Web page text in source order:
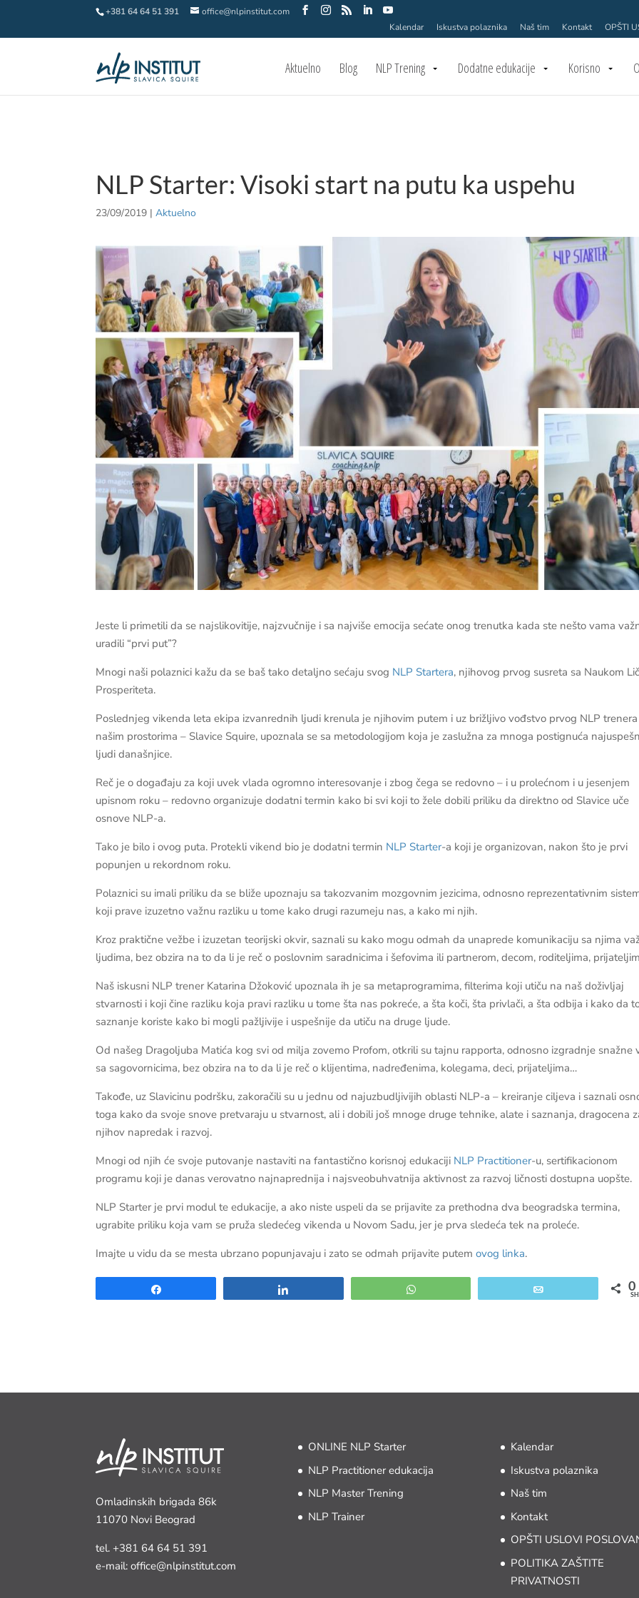
+381 64 64 51 391
office@nlpinstitut.com
Kalendar
Iskustva polaznika Naš tim Kontakt OPŠTI
Aktuelno Blog NLP Trening Dodatne edukacije Korisno
NLP Starter: Visoki start na putu ka uspehu
23/09/2019 |Aktuelno
Jeste li primetili da se najslikovitije, najzvučnije i sa najviše emocija sećate onog trenutka kada ste nešto vama
uradili “prvi put”?
Mnogi naši polaznici kažu da se baš tako detaljno sećaju svog NLP Startera, njihovog prvog susreta sa Naukom
Prosperiteta.
Poslednjeg vikenda leta ekipa izvanrednih ljudi krenula je njihovim putem i uz brižljivo vođstvo prvog NLP
našim prostorima – Slavice Squire, upoznala se sa metodologijom koja je zaslužna za mnoga postignuća
ljudi današnjice.
Reč je o događaju za koji uvek vlada ogromno interesovanje i zbog čega se redovno – i u prolećnom i u jesenjem
upisnom roku – redovno organizuje dodatni termin kako bi svi koji to žele dobili priliku da direktno od Slavice uče
osnove NLP-a.
Tako je bilo i ovog puta. Protekli vikend bio je dodatni termin NLP Starter-a koji je organizovan, nakon što je prvi
popunjen u rekordnom roku.
Polaznici su imali priliku da se bliže upoznaju sa takozvanim mozgovnim jezicima, odnosno reprezentativnim
koji prave izuzetno važnu razliku u tome kako drugi razumeju nas, a kako mi njih.
Kroz praktične vežbe i izuzetan teorijski okvir, saznali su kako mogu odmah da unaprede komunikaciju sa njima
ljudima, bez obzira na to da li je reč o poslovnim saradnicima i šefovima ili partnerom, decom, roditeljima,
Naš iskusni NLP trener Katarina Džoković upoznala ih je sa metaprogramima, filterima koji utiču na naš doživljaj
stvarnosti i koji čine razliku koja pravi razliku u tome šta nas pokreće, a šta koči, šta privlači, a šta odbija i kako da
saznanje koriste kako bi mogli pažljivije i uspešnije da utiču na druge ljude.
Od našeg Dragoljuba Matića kog svi od milja zovemo Profom, otkrili su tajnu rapporta, odnosno izgradnje snažne
sa sagovornicima, bez obzira na to da li je reč o klijentima, nadređenima, kolegama, deci, prijateljima…
Takođe, uz Slavicinu podršku, zakoračili su u jednu od najuzbudljivijih oblasti NLP-a – kreiranje ciljeva i saznali
toga kako da svoje snove pretvaraju u stvarnost, ali i dobili još mnoge druge tehnike, alate i saznanja, dragocena
njihov napredak i razvoj.
Mnogi od njih će svoje putovanje nastaviti na fantastično korisnoj edukaciji NLP Practitioner-u, sertifikacionom
programu koji je danas verovatno najnaprednija i najsveobuhvatnija aktivnost za razvoj ličnosti dostupna uopšte.
NLP Starter je prvi modul te edukacije, a ako niste uspeli da se prijavite za prethodna dva beogradska termina,
ugrabite priliku koja vam se pruža sledećeg vikenda u Novom Sadu, jer je prva sledeća tek na proleće.
Imajte u vidu da se mesta ubrzano popunjavaju i zato se odmah prijavite putemovog linka.
0
Omladinskih brigada 86k
11070 Novi Beograd
tel. +381 64 64 51 391
e-mail: office@nlpinstitut.com
ONLINE NLP Starter
NLP Practitioner edukacija
NLP Master Trening
NLP Trainer
Kalendar
Iskustva polaznika
Naš tim
Kontakt
OPŠTI USLOVI
POLITIKA ZAŠTITE
PRIVATNOSTI